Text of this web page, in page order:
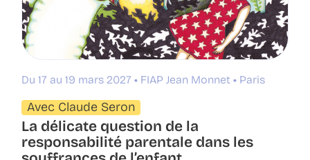
Du 17 au 19 mars 2027 FIAP Jean Monnet Paris
Avec Claude Seron
La délicate question de la
responsabilité parentale dans les